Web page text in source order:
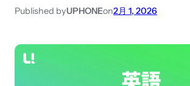
Published byUPHONEon2月 1, 2026